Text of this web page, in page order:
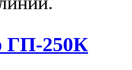
ГП-250К